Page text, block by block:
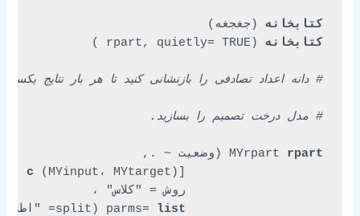
کتابخانه (جغجغه)
کتابخانه (rpart,
quietly= TRUE
# دانه اعداد تصادفی را بازنشانی کنید تا هر بار نتایج
# مدل درخت تصمیم را بسازید.
MYrpart rpart
c
روش =
"کلاس"
parms= list
(split=